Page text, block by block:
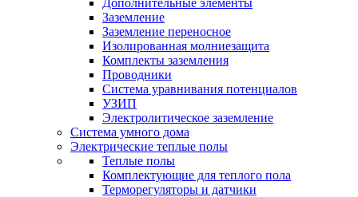
Дополнительные элементы
Заземление
Заземление переносное
Изолированная молниезащита
Комплекты заземления
Проводники
Система уравнивания потенциалов
УЗИП
Электролитическое заземление
Система умного дома
Электрические теплые полы
Теплые полы
Комплектующие для теплого пола
Терморегуляторы и датчики